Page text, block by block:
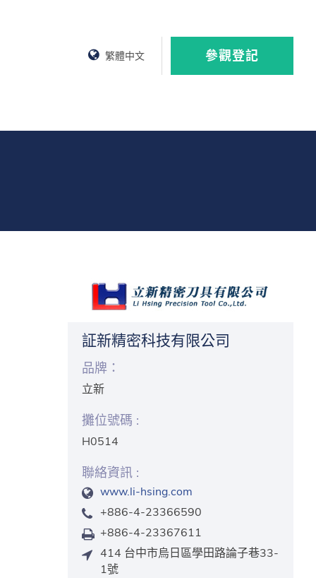
繁體中文 參觀登記
証新精密科技有限公司
品牌：
立新
攤位號碼 :
H0514
聯絡資訊 :
www.li-hsing.com
+886-4-23366590
+886-4-23367611
414 台中市烏日區學田路論子巷33-
1號